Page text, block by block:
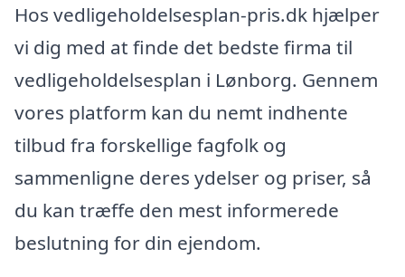
Hos vedligeholdelsesplan-pris.dk hjælper
vi dig med at finde det bedste firma til
vedligeholdelsesplan i Lønborg. Gennem
vores platform kan du nemt indhente
tilbud fra forskellige fagfolk og
sammenligne deres ydelser og priser, så
du kan træffe den mest informerede
beslutning for din ejendom.